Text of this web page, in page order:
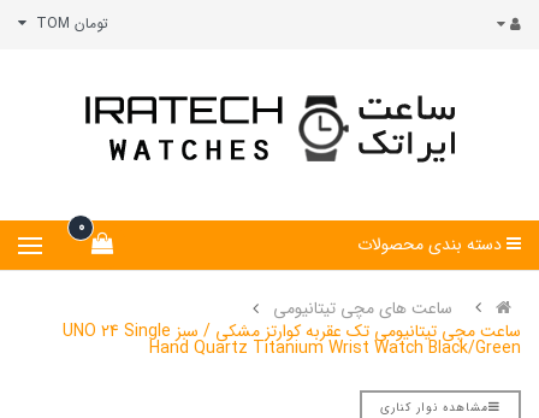
تومان TOM
0
دسته بندی محصولات
ساعت های مچی تیتانیومی
ساعت مچی تیتانیومی تک عقربه کوارتز مشکی / سبز UNO 24 Single
Hand Quartz Titanium Wrist Watch Black/Green
مشاهده نوار کناری